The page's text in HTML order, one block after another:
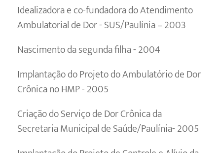
Idealizadora e co-fundadora do Atendimento
Ambulatorial de Dor - SUS/Paulínia – 2003
Nascimento da segunda filha - 2004
Implantação do Projeto do Ambulatório de Dor
Crônica no HMP - 2005
Criação do Serviço de Dor Crônica da
Secretaria Municipal de Saúde/Paulínia- 2005